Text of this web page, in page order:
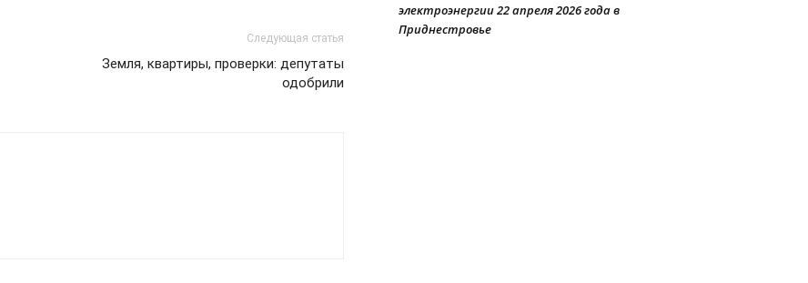
Следующая статья
Земля, квартиры, проверки: депутаты
одобрили
электроэнергии 22 апреля 2026 года в
Приднестровье